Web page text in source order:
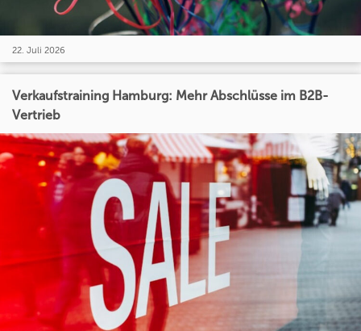
22. Juli 2026
Verkaufstraining Hamburg: Mehr Abschlüsse im B2B-
Vertrieb